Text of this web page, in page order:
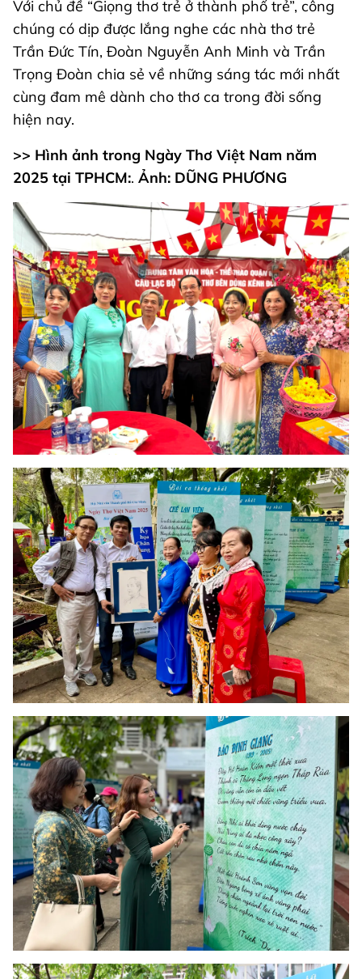
Với chủ đề “Giọng thơ trẻ ở thành phố trẻ”, công
chúng có dịp được lắng nghe các nhà thơ trẻ
Trần Đức Tín, Đoàn Nguyễn Anh Minh và Trần
Trọng Đoàn chia sẻ về những sáng tác mới nhất
cùng đam mê dành cho thơ ca trong đời sống
hiện nay.
>> Hình ảnh trong Ngày Thơ Việt Nam năm
2025 tại TPHCM:. Ảnh: DŨNG PHƯƠNG